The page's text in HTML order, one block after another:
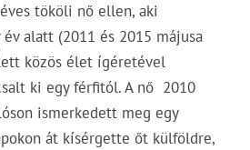
tököli nő ellen, aki
alatt (2011 és 2015 májusa
közös élet ígéretével
ki egy férfitól. A nő 2010
ismerkedett meg egy
át kísérgette őt külföldre,